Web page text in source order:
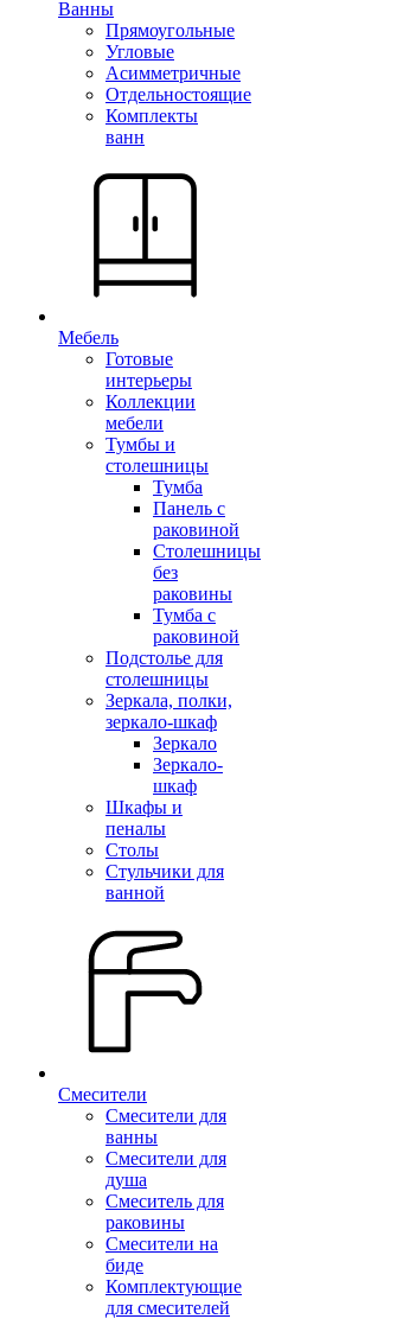
Ванны
Прямоугольные
Угловые
Асимметричные
Отдельностоящие
Комплекты
ванн
Мебель
Готовые
интерьеры
Коллекции
мебели
Тумбы и
столешницы
Тумба
Панель с
раковиной
Столешницы
без
раковины
Тумба с
раковиной
Подстолье для
столешницы
Зеркала, полки,
зеркало-шкаф
Зеркало
Зеркало-
шкаф
Шкафы и
пеналы
Столы
Стульчики для
ванной
Смесители
Смесители для
ванны
Смесители для
душа
Смеситель для
раковины
Смесители на
биде
Комплектующие
для смесителей